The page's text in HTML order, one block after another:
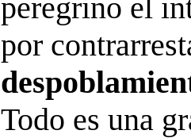
peregrino el
por
Todo es una